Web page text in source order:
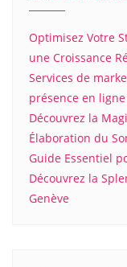
Optimisez Votre
une Croissance
Services de
présence en ligne
Découvrez la
Élaboration du
Guide Essentiel
Découvrez la
Genève